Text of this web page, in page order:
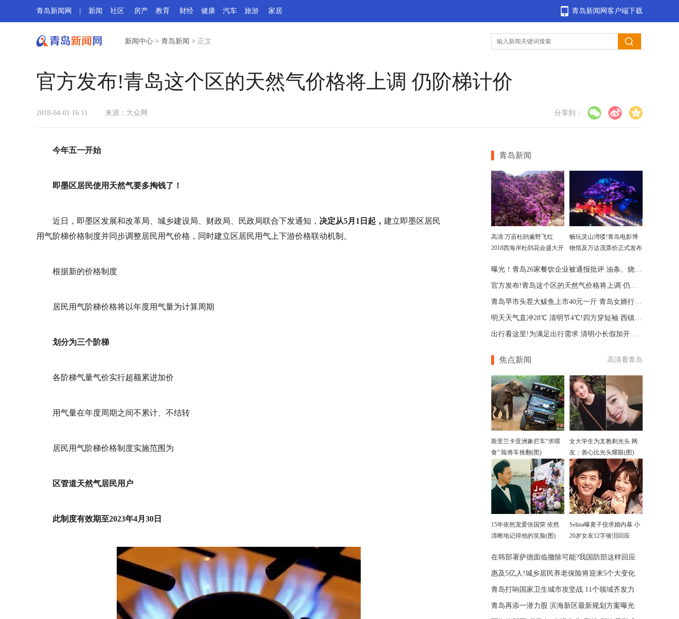
青岛新闻网客户端下载
青岛新闻网 新闻 社区 房产 教育 财经 健康 汽车 旅游 家居
新闻中心 > 青岛新闻 > 正文
官方发布!青岛这个区的天然气价格将上调 仍阶梯计价
2018-04-01 16:11 来源： 大众网 分享到：
今年五一开始
即墨区居民使用天然气要多掏钱了！
近日，即墨区发展和改革局、城乡建设局、财政局、民政局联合下发通知， 决定从5月1日起， 建立即墨区居民
用气阶梯价格制度并同步调整居民用气价格，同时建立区居民用气上下游价格联动机制。
根据新的价格制度
居民用气阶梯价格将以年度用气量为计算周期
划分为三个阶梯
各阶梯气量气价实行超额累进加价
用气量在年度周期之间不累计、不结转
居民用气阶梯价格制度实施范围为
区管道天然气居民用户
此制度有效期至2023年4月30日
青岛新闻
高清:万亩杜鹃遍野飞红
2018西海岸杜鹃花会盛大开
畅玩灵山湾喽!青岛电影博
物馆及万达茂票价正式发布
曝光！青岛26家餐饮企业被通报批评 油条、烧烤上榜
官方发布!青岛这个区的天然气价格将上调 仍阶梯计价
青岛早市头茬大鲅鱼上市40元一斤 青岛女婿行动起来吧
明天天气直冲28℃ 清明节4℃!四方穿短袖 西镇穿秋裤
出行看这里!为满足出行需求 清明小长假加开这些列车
焦点新闻 高清看青岛
斯里兰卡亚洲象拦车“求喂
食” 险将车推翻(图)
女大学生为支教剃光头 网
友：善心比光头耀眼(图)
15年依然宠爱张国荣 依然
清晰地记得他的笑脸(图)
Selina曝黄子佼求婚内幕 小
20岁女友12字催泪回应
在韩部署萨德面临撤除可能?我国防部这样回应
惠及5亿人!城乡居民养老保险将迎来5个大变化
青岛打响国家卫生城市攻坚战 11个领域齐发力
青岛再添一潜力股 滨海新区最新规划方案曝光